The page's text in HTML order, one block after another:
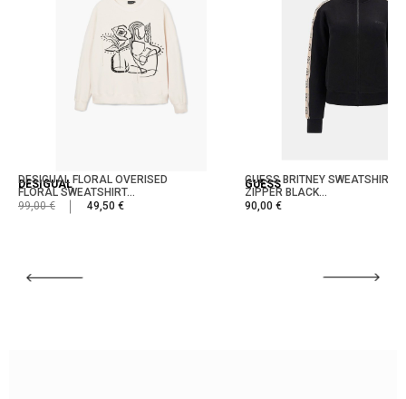
DESIGUAL
DESIGUAL FLORAL OVERISED
FLORAL SWEATSHIRT...
99,00 €
49,50 €
GUESS
GUESS BRITNEY SWEATSHIRT
ZIPPER BLACK...
90,00 €